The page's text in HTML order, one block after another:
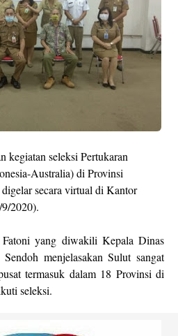
kegiatan seleksi Pertukaran
Australia) di Provinsi
secara virtual di Kantor
2020).
yang diwakili Kepala Dinas
menjelasakan Sulut sangat
termasuk dalam 18 Provinsi di
seleksi.